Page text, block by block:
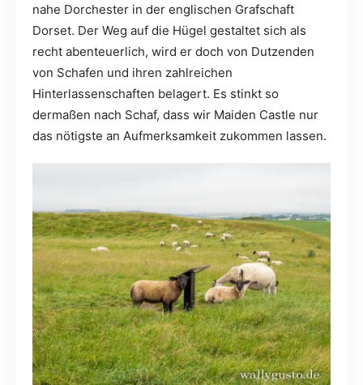
nahe Dorchester in der englischen Grafschaft
Dorset. Der Weg auf die Hügel gestaltet sich als
recht abenteuerlich, wird er doch von Dutzenden
von Schafen und ihren zahlreichen
Hinterlassenschaften belagert. Es stinkt so
dermaßen nach Schaf, dass wir Maiden Castle nur
das nötigste an Aufmerksamkeit zukommen lassen.